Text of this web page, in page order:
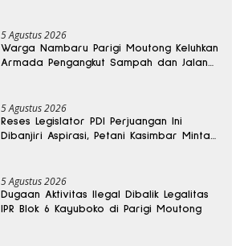
5 Agustus 2026
Warga Nambaru Parigi Moutong Keluhkan
Armada Pengangkut Sampah dan Jalan
5 Agustus 2026
Reses Legislator PDI Perjuangan Ini
Dibanjiri Aspirasi, Petani Kasimbar Minta
5 Agustus 2026
Dugaan Aktivitas Ilegal Dibalik Legalitas
IPR Blok 6 Kayuboko di Parigi Moutong